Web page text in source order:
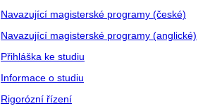
Navazující magisterské programy (české)
Navazující magisterské programy (anglické)
Přihláška ke studiu
Informace o studiu
Rigorózní řízení